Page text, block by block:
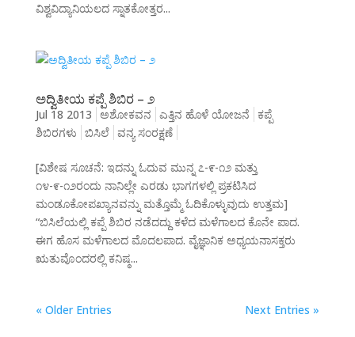
ವಿಶ್ವವಿದ್ಯಾನಿಯಲದ ಸ್ನಾತಕೋತ್ತರ...
ಅದ್ವಿತೀಯ ಕಪ್ಪೆ ಶಿಬಿರ – ೨
Jul 18 2013 ಅಶೋಕವನ ಎತ್ತಿನ ಹೊಳೆ ಯೋಜನೆ
ಕಪ್ಪೆ
ಶಿಬಿರಗಳು ಬಿಸಿಲೆ ವನ್ಯ ಸಂರಕ್ಷಣೆ
[ವಿಶೇಷ ಸೂಚನೆ: ಇದನ್ನು ಓದುವ ಮುನ್ನ ೭-೯-೧೨ ಮತ್ತು
೧೪-೯-೧೨ರಂದು ನಾನಿಲ್ಲೇ ಎರಡು ಭಾಗಗಳಲ್ಲಿ ಪ್ರಕಟಿಸಿದ
ಮಂಡೂಕೋಪಖ್ಯಾನವನ್ನು ಮತ್ತೊಮ್ಮೆ ಓದಿಕೊಳ್ಳುವುದು ಉತ್ತಮ]
“ಬಿಸಿಲೆಯಲ್ಲಿ ಕಪ್ಪೆ ಶಿಬಿರ ನಡೆದದ್ದು ಕಳೆದ ಮಳೆಗಾಲದ ಕೊನೇ ಪಾದ.
ಈಗ ಹೊಸ ಮಳೆಗಾಲದ ಮೊದಲಪಾದ. ವೈಜ್ಞಾನಿಕ ಅಧ್ಯಯನಾಸಕ್ತರು
ಋತುವೊಂದರಲ್ಲಿ ಕನಿಷ್ಠ...
« Older Entries Next Entries »